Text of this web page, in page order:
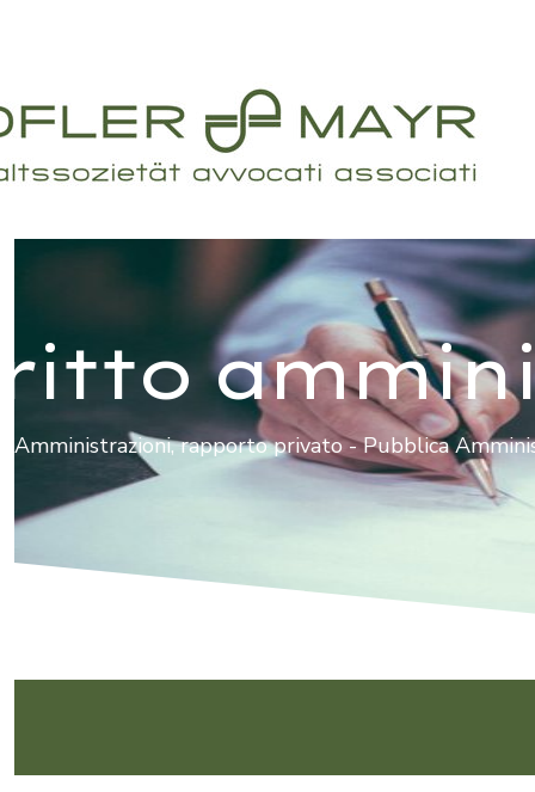
Amministrazioni, rapporto privato - Pubblica